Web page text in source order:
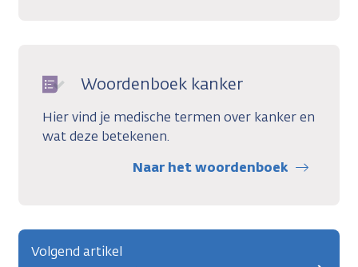
Woordenboek kanker
Hier vind je medische termen over kanker en
wat deze betekenen.
Naar het woordenboek
Volgend artikel